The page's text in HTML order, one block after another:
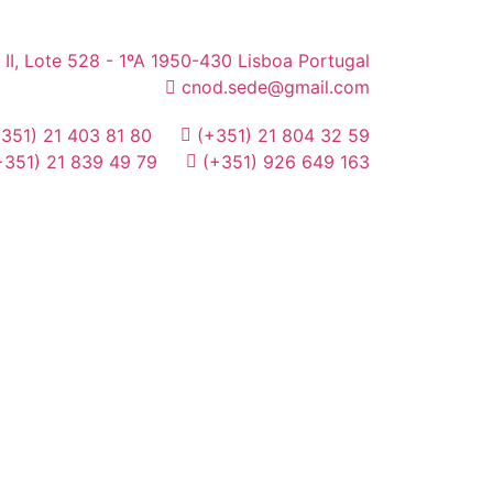
II, Lote 528 - 1ºA 1950-430 Lisboa Portugal
cnod.sede@gmail.com
21 403 81 80
(+351) 21 804 32 59
21 839 49 79
(+351) 926 649 163